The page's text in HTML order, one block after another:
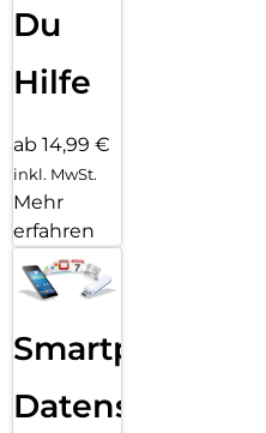
Du
Hilfe
ab 14,99 €
inkl. MwSt.
Mehr
erfahren
Smartphone
Datensicherung